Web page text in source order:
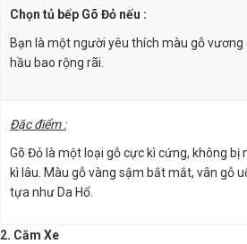
Chọn tủ bếp Gõ Đỏ nếu :
Bạn là một người yêu thích màu gỗ
hầu bao rộng rãi.
Đặc điểm :
Gõ Đỏ là một loại gỗ cực kì cứng, không bị
kì lâu. Màu gỗ vàng sậm bắt mắt, vân gỗ
tựa như Da Hổ.
2. Căm Xe